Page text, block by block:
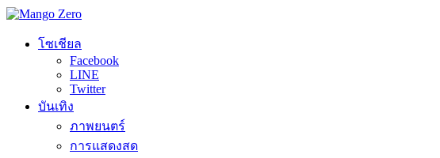
โซเชียล
Facebook
LINE
Twitter
บันเทิง
ภาพยนตร์
การแสดงสด